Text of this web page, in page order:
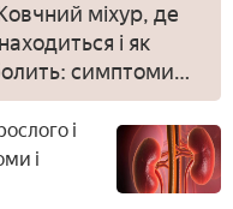
міхур, де
і як
симптоми
і
і